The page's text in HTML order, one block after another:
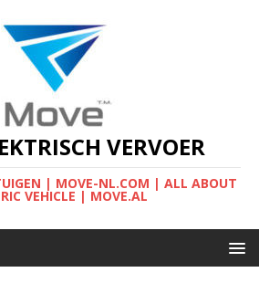
VERVOER
| MOVE-NL.COM | ALL ABOUT
VEHICLE | MOVE.AL